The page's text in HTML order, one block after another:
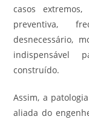
casos
preventiva,
desnecessário,
indispensável
construído.
Assim, a
aliada do